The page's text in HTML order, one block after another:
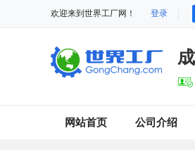
欢迎来到世界工厂网！ 登录
网站首页 公司介绍